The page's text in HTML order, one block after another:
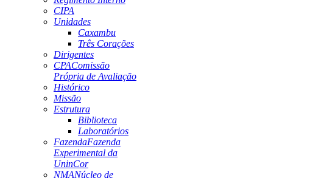
CIPA
Unidades
Caxambu
Três Corações
Dirigentes
CPAComissão
Própria de Avaliação
Histórico
Missão
Estrutura
Biblioteca
Laboratórios
FazendaFazenda
Experimental da
UninCor
NMANúcleo de